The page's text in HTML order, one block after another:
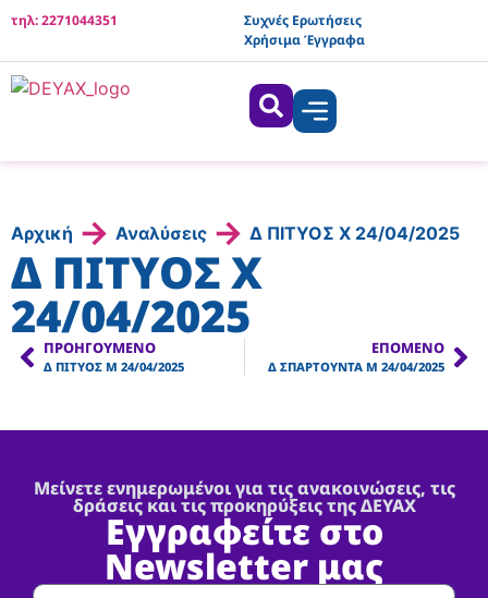
τηλ: 2271044351
Συχνές Ερωτήσεις
Χρήσιμα Έγγραφα
Αρχική → Αναλύσεις → Δ ΠΙΤΥΟΣ Χ 24/04/2025
Δ ΠΙΤΥΟΣ Χ
24/04/2025
ΠΡΟΗΓΟΎΜΕΝΟ
Δ ΠΙΤΥΟΣ Μ 24/04/2025
ΕΠΌΜΕΝΟ
Δ ΣΠΑΡΤΟΥΝΤΑ Μ 24/04/2025
Μείνετε ενημερωμένοι για τις ανακοινώσεις, τις
δράσεις και τις προκηρύξεις της ΔΕΥΑΧ
Εγγραφείτε στο
Newsletter μας